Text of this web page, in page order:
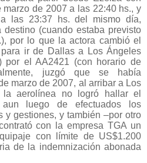
de 2007 a las 22:40 hs., y
las 23:37 hs. del mismo día,
(cuando estaba previsto
por lo que la actora cambió el
ir de Dallas a Los Ángeles
por el AA2421 (con horario de
juzgó que se había
marzo de 2007, al arribar a Los
aerolínea no logró hallar el
luego de efectuados los
y gestiones, y también –por otro
con la empresa TGA un
con límite de US$1.200
de la indemnización abonada